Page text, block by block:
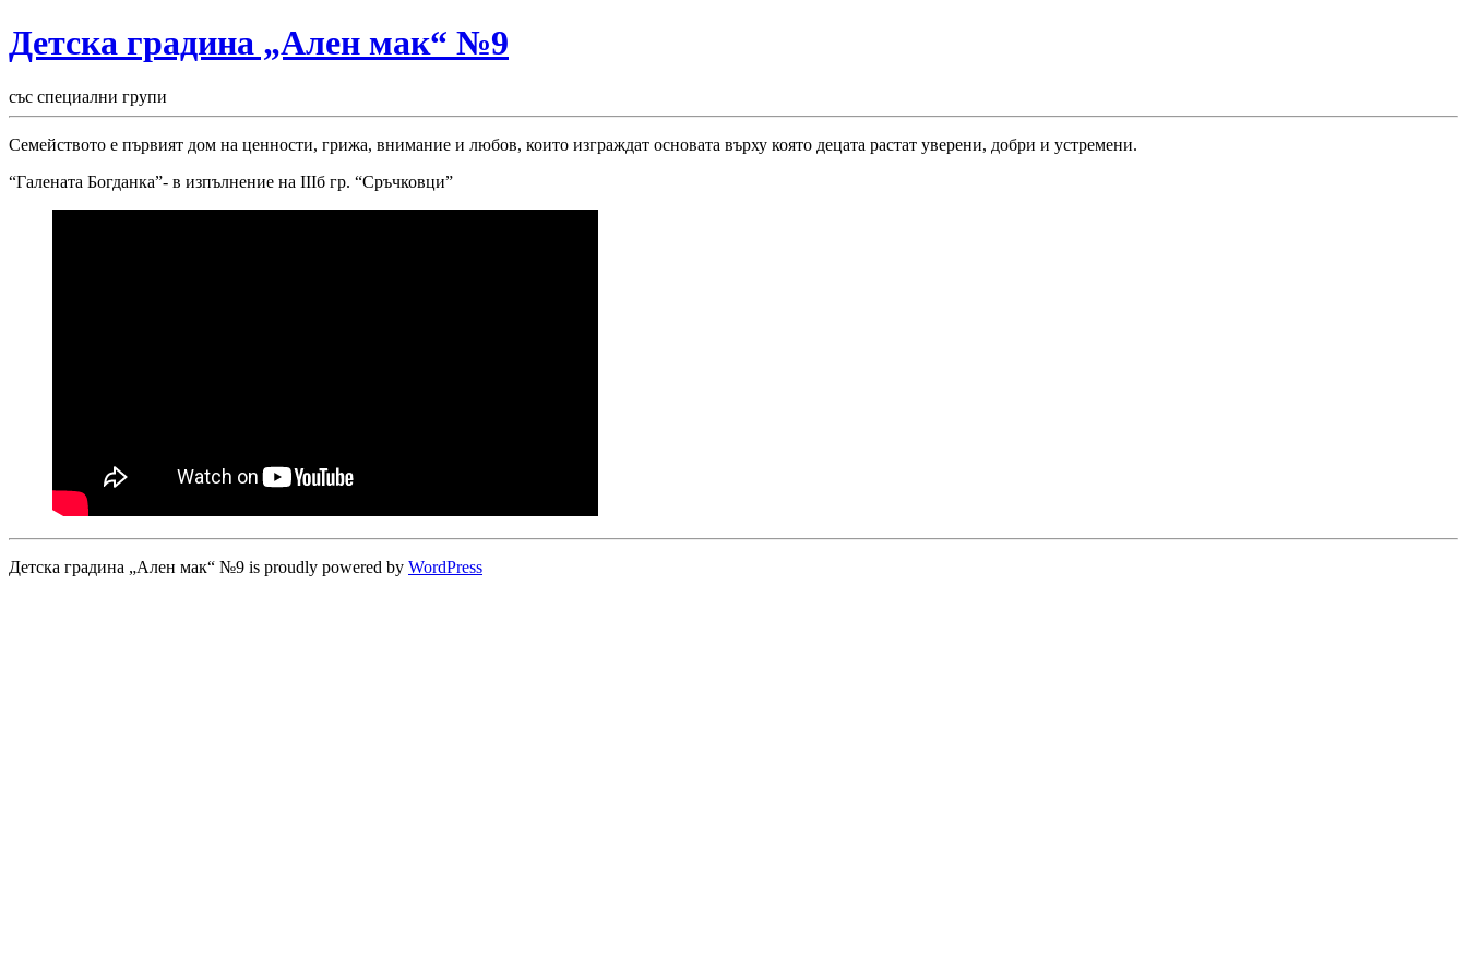
Детска градина „Ален мак“ №9
със специални групи
Семейството е първият дом на ценности, грижа, внимание и любов, които изграждат основата върху която децата растат уверени, добри и устремени.
“Галената Богданка”- в изпълнение на IIIб гр. “Сръчковци”
Детска градина „Ален мак“ №9 is proudly powered by WordPress